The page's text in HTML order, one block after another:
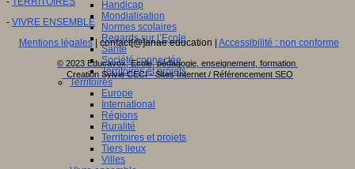
Handicap
Mondialisation
Normes scolaires
Regards sur l’Ecole
Santé
Société connectée
Territoires et projets
Territoires
Europe
International
Régions
Ruralité
Territoires et projets
Tiers lieux
Villes
- VIVRE ENSEMBLE
Mentions légales| contact[@]anae.education | Accessibilité : non conforme
© 2023 Educavox, Ecole, pédagogie, enseignement, formation
Creation Sylvie CECI - Sites Internet / Référencement SEO